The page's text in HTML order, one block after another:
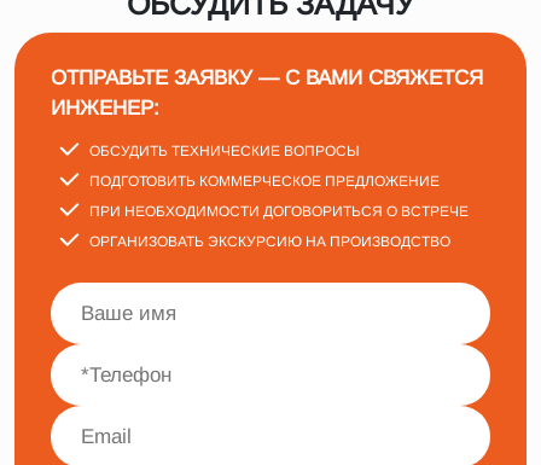
ОТПРАВЬТЕ ЗАЯВКУ — С ВАМИ СВЯЖЕТСЯ
ИНЖЕНЕР:
ОБСУДИТЬ ТЕХНИЧЕСКИЕ ВОПРОСЫ
ПОДГОТОВИТЬ КОММЕРЧЕСКОЕ ПРЕДЛОЖЕНИЕ
ПРИ НЕОБХОДИМОСТИ ДОГОВОРИТЬСЯ О ВСТРЕЧЕ
ОРГАНИЗОВАТЬ ЭКСКУРСИЮ НА ПРОИЗВОДСТВО